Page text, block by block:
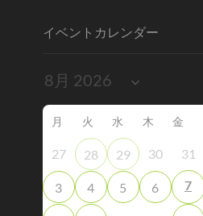
イベントカレンダー
月 火 水 木 金
27 28 29 30 31
3 4 5 6 7